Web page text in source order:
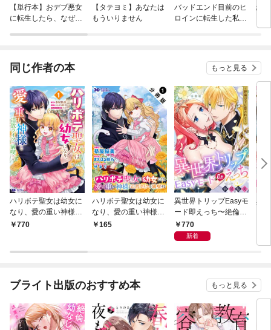
【単行本】おデブ悪女
に転生したら、なぜか
【タテヨミ】あなたは
もういりません
バッドエンド目前のヒ
ロインに転生した私、
結
同じ作者の本 もっと見る
ハリボテ聖女は幼女に
なり、愛の重い神様と
追放ライフを満喫する
770
ハリボテ聖女は幼女に
なり、愛の重い神様と
追放ライフを満喫する
165
異世界トリップEasyモ
ード即えっち〜絶倫皇
子に愛されて〜【合冊
版】
770
新着
異
ブライト出版のおすすめ本 もっと見る